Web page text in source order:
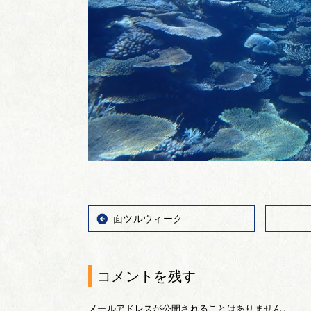
面ツルウィーク
コメントを残す
メールアドレスが公開されることはありません。